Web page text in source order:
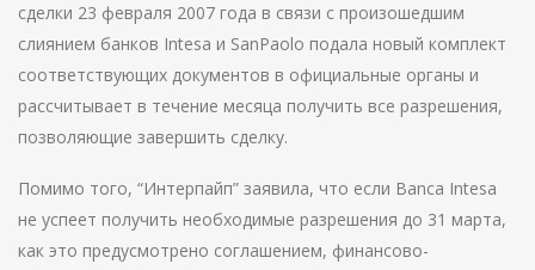
сделки 23 февраля 2007 года в связи с произошедшим
слиянием банков Intesa и SanPaolo подала новый комплект
соответствующих документов в официальные органы и
рассчитывает в течение месяца получить все разрешения,
позволяющие завершить сделку.
Помимо того, “Интерпайп” заявила, что если Banсa Intesa
не успеет получить необходимые разрешения до 31 марта,
как это предусмотрено соглашением, финансово-